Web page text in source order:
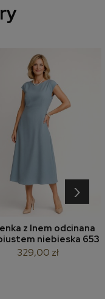
z lnem odcinana
niebieska 653
329,00 zł
›